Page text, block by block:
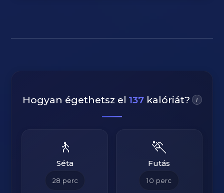
Hogyan égethetsz el 137 kalóriát? i
🚶
Séta
28 perc
🏃
Futás
10 perc